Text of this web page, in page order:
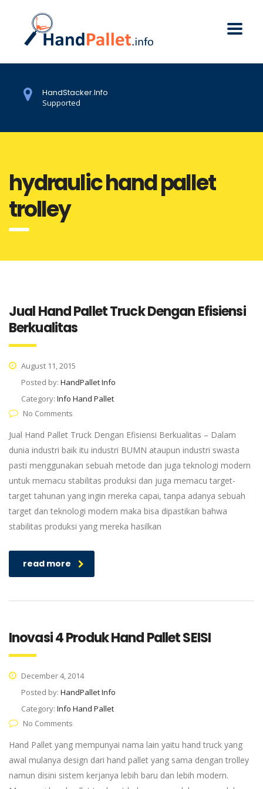
HandStacker.Info
Supported
hydraulic hand pallet
trolley
Jual Hand Pallet Truck Dengan Efisiensi
Berkualitas
August 11, 2015
Posted by: HandPallet Info
Category: Info Hand Pallet
No Comments
Jual Hand Pallet Truck Dengan Efisiensi Berkualitas – Dalam
dunia industri baik itu industri BUMN ataupun industri swasta
pasti menggunakan sebuah metode dan juga teknologi modern
untuk memacu stabilitas produksi dan juga memacu target-
target tahunan yang ingin mereka capai, tanpa adanya sebuah
target dan teknologi modern maka bisa dipastikan bahwa
stabilitas produksi yang mereka hasilkan
read more
Inovasi 4 Produk Hand Pallet SEISI
December 4, 2014
Posted by: HandPallet Info
Category: Info Hand Pallet
No Comments
Hand Pallet yang mempunyai nama lain yaitu hand truck yang
awal mulanya design dari hand pallet yang sama dengan trolley
namun disini sistem kerjanya lebih baru dan lebih modern.